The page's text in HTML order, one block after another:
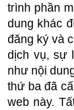
trình phần
dung khác
đăng ký và
dịch vụ, sự
như nội
thứ ba đã
web này.